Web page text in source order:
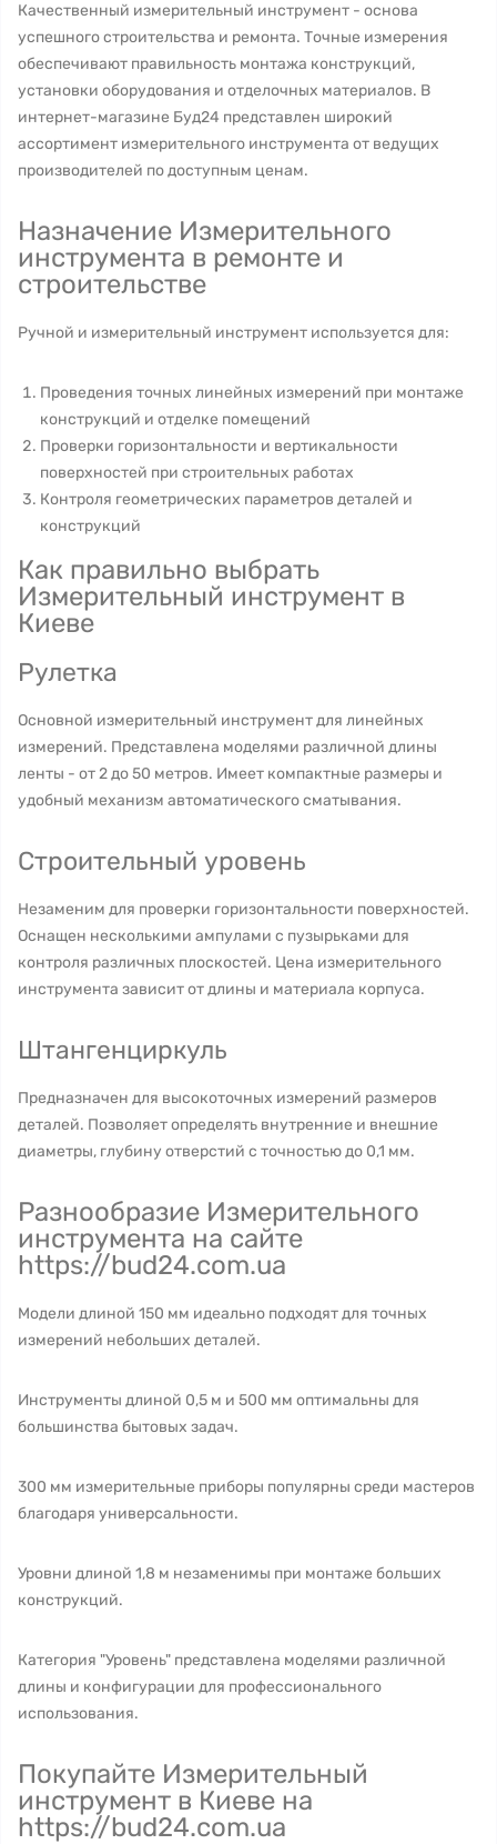
Качественный измерительный инструмент - основа
успешного строительства и ремонта. Точные измерения
обеспечивают правильность монтажа конструкций,
установки оборудования и отделочных материалов. В
интернет-магазине Буд24 представлен широкий
ассортимент измерительного инструмента от ведущих
производителей по доступным ценам.
Назначение Измерительного
инструмента в ремонте и
строительстве
Ручной и измерительный инструмент используется для:
Проведения точных линейных измерений при монтаже
конструкций и отделке помещений
Проверки горизонтальности и вертикальности
поверхностей при строительных работах
Контроля геометрических параметров деталей и
конструкций
Как правильно выбрать
Измерительный инструмент в
Киеве
Рулетка
Основной измерительный инструмент для линейных
измерений. Представлена моделями различной длины
ленты - от 2 до 50 метров. Имеет компактные размеры и
удобный механизм автоматического сматывания.
Строительный уровень
Незаменим для проверки горизонтальности поверхностей.
Оснащен несколькими ампулами с пузырьками для
контроля различных плоскостей. Цена измерительного
инструмента зависит от длины и материала корпуса.
Штангенциркуль
Предназначен для высокоточных измерений размеров
деталей. Позволяет определять внутренние и внешние
диаметры, глубину отверстий с точностью до 0,1 мм.
Разнообразие Измерительного
инструмента на сайте
https://bud24.com.ua
Модели длиной 150 мм идеально подходят для точных
измерений небольших деталей.
Инструменты длиной 0,5 м и 500 мм оптимальны для
большинства бытовых задач.
300 мм измерительные приборы популярны среди мастеров
благодаря универсальности.
Уровни длиной 1,8 м незаменимы при монтаже больших
конструкций.
Категория "Уровень" представлена моделями различной
длины и конфигурации для профессионального
использования.
Покупайте Измерительный
инструмент в Киеве на
https://bud24.com.ua